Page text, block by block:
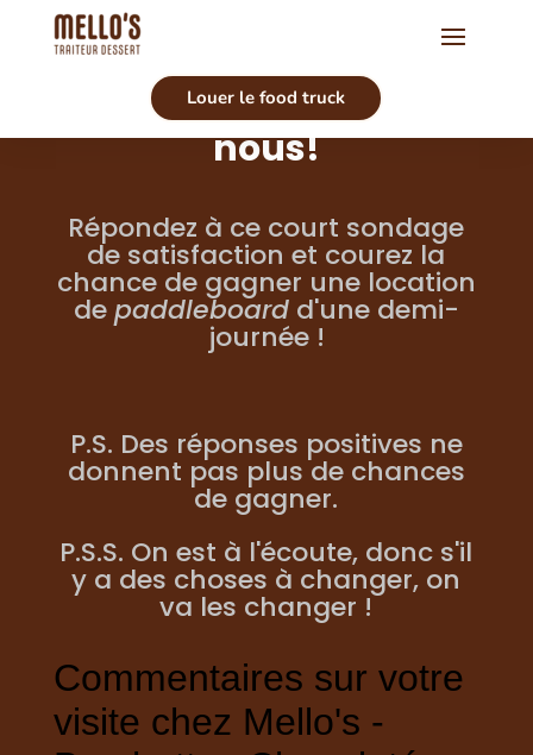
Louer le food truck
Pas de cachettes entre
nous!
Répondez à ce court sondage
de satisfaction et courez la
chance de gagner une location
depaddleboardd'une demi-
journée !
P.S. Des réponses positives ne
donnent pas plus de chances
de gagner.
P.S.S. On est à l'écoute, donc s'il
y a des choses à changer, on
va les changer !